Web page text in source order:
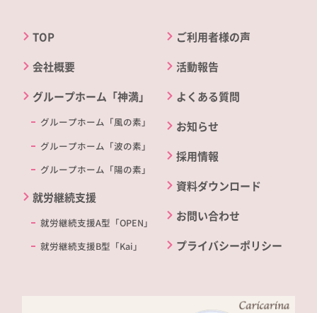
TOP
会社概要
グループホーム「神満」
グループホーム「風の素」
グループホーム「波の素」
グループホーム「陽の素」
就労継続支援
就労継続支援A型「OPEN」
就労継続支援B型「Kai」
ご利用者様の声
活動報告
よくある質問
お知らせ
採用情報
資料ダウンロード
お問い合わせ
プライバシーポリシー